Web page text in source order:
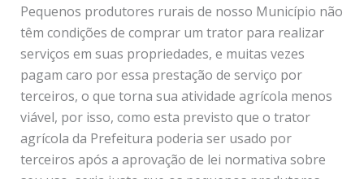
Pequenos produtores rurais de nosso Município não
têm condições de comprar um trator para realizar
serviços em suas propriedades, e muitas vezes
pagam caro por essa prestação de serviço por
terceiros, o que torna sua atividade agrícola menos
viável, por isso, como esta previsto que o trator
agrícola da Prefeitura poderia ser usado por
terceiros após a aprovação de lei normativa sobre